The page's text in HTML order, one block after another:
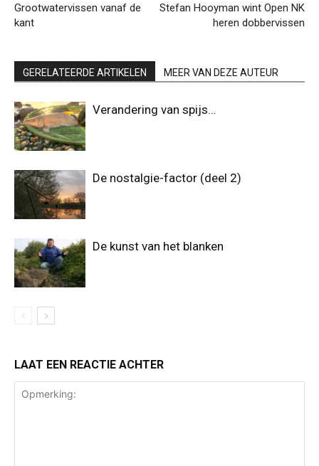
Grootwatervissen vanaf de
kant
Stefan Hooyman wint Open NK
heren dobbervissen
GERELATEERDE ARTIKELEN MEER VAN DEZE AUTEUR
Verandering van spijs…
De nostalgie-factor (deel 2)
De kunst van het blanken
LAAT EEN REACTIE ACHTER